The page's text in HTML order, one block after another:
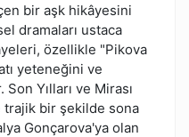
bir aşk hikâyesini
dramaları ustaca
özellikle "Pikova
yeteneğini ve
Yılları ve Mirası
trajik bir şekilde sona
Gonçarova'ya olan